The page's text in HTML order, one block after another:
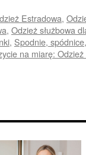
Estradowa,
, Odzież służbowa
, Spodnie,
na miarę: